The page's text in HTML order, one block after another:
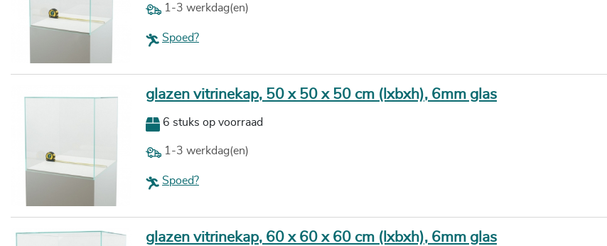
1-3 werkdag(en)
Spoed?
glazen vitrinekap, 50 x 50 x 50 cm (lxbxh), 6mm glas
6 stuks op voorraad
1-3 werkdag(en)
Spoed?
glazen vitrinekap, 60 x 60 x 60 cm (lxbxh), 6mm glas